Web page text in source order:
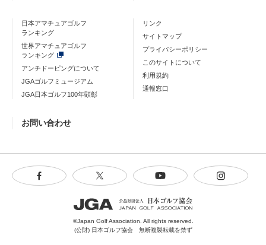
日本アマチュアゴルフ
ランキング
世界アマチュアゴルフ
ランキング
アンチドーピングについて
JGAゴルフミュージアム
JGA日本ゴルフ100年顕彰
リンク
サイトマップ
プライバシーポリシー
このサイトについて
利用規約
通報窓口
お問い合わせ
©Japan Golf Association. All rights reserved.
(公財) 日本ゴルフ協会 無断複製転載を禁ず